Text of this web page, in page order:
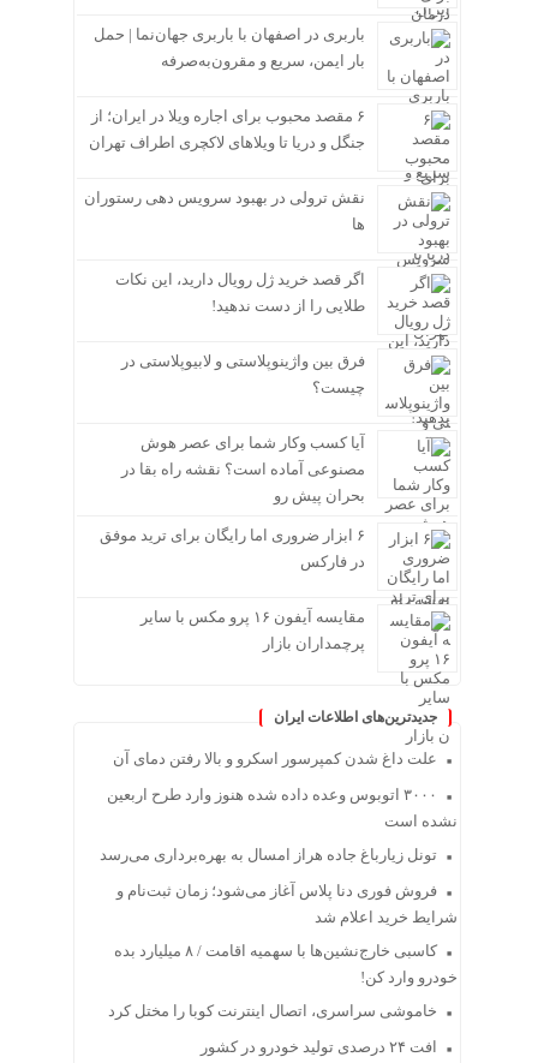
باربری در اصفهان با باربری جهان‌نما | حمل
بار ایمن، سریع و مقرون‌به‌صرفه
۶ مقصد محبوب برای اجاره ویلا در ایران؛ از
جنگل و دریا تا ویلاهای لاکچری اطراف تهران
نقش ترولی در بهبود سرویس دهی رستوران
ها
اگر قصد خرید ژل رویال دارید، این نکات
طلایی را از دست ندهید!
فرق بین واژینوپلاستی و لابیوپلاستی در
چیست؟
آیا کسب وکار شما برای عصر هوش
مصنوعی آماده است؟ نقشه راه بقا در
بحران پیش رو
۶ ابزار ضروری اما رایگان برای ترید موفق
در فارکس
مقایسه آیفون ۱۶ پرو مکس با سایر
پرچمداران بازار
جدیدترین‌های اطلاعات ایران
علت داغ شدن کمپرسور اسکرو و بالا رفتن دمای آن
۳۰۰۰ اتوبوس وعده داده شده هنوز وارد طرح اربعین
نشده است
تونل زیارباغ جاده هراز امسال به بهره‌برداری می‌رسد
فروش فوری دنا پلاس آغاز می‌شود؛ زمان ثبت‌نام و
شرایط خرید اعلام شد
کاسبی خارج‌نشین‌ها با سهمیه اقامت / ۸ میلیارد بده
خودرو وارد کن!
خاموشی سراسری، اتصال اینترنت کوبا را مختل کرد
افت ۲۴ درصدی تولید خودرو در کشور